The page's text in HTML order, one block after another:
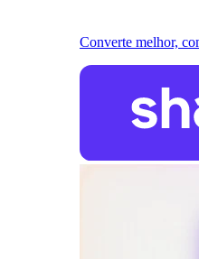
Converte melhor,